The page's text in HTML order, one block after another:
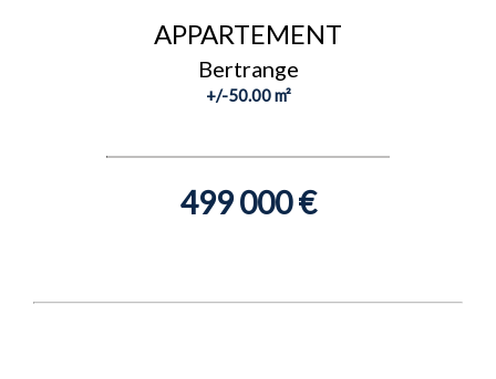
APPARTEMENT
Bertrange
+/-50.00 m²
499 000 €